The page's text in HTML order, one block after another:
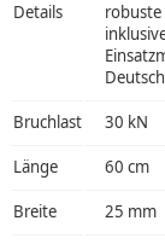
Details
robuste
Bruchlast 30 kN
Länge 60 cm
Breite 25 mm